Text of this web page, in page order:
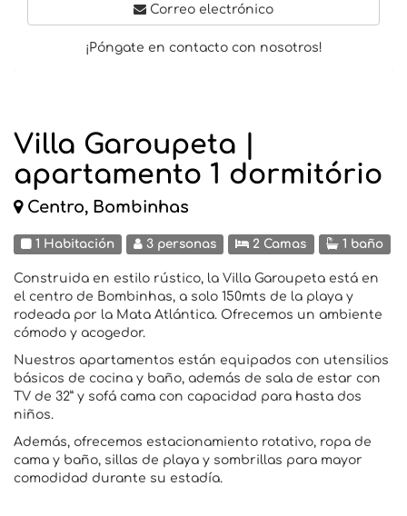
Villa Garoupeta |
apartamento 1 dormitório
Centro, Bombinhas
1 Habitación 3 personas 2 Camas 1 baño
Construida en estilo rústico, la Villa Garoupeta está en
el centro de Bombinhas, a solo 150mts de la playa y
rodeada por la Mata Atlántica. Ofrecemos un ambiente
cómodo y acogedor.
Nuestros apartamentos están equipados con utensilios
básicos de cocina y baño, además de sala de estar con
TV de 32” y sofá cama con capacidad para hasta dos
niños.
Además, ofrecemos estacionamiento rotativo, ropa de
cama y baño, sillas de playa y sombrillas para mayor
comodidad durante su estadía.
Correo electrónico
¡Póngate en contacto con nosotros!